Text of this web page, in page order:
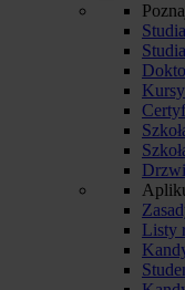
Listy